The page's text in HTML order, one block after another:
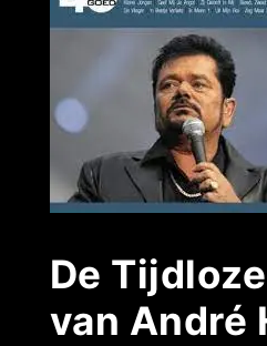
De
van André